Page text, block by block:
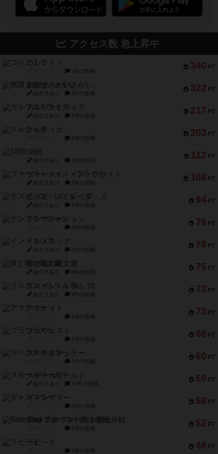
アクセス数 急上昇中
340 PT
コレクト！
1件の投稿
322 PT
無限まちがいさがし
紹介文あり 2件の投稿
217 PT
ガルフストライク
紹介文あり 1件の投稿
203 PT
クルティボ
1件の投稿
112 PT
1809
紹介文あり 1件の投稿
108 PT
ファースト・イン・フライト
紹介文あり 3件の投稿
94 PT
モズビ－ズ・レイダ－ズ
紹介文あり 1件の投稿
79 PT
テンプテーション
2件の投稿
78 PT
インドネシア
紹介文あり 2件の投稿
75 PT
宵と暁の呪文書
紹介文あり 8件の投稿
73 PT
リスボン・トラム 28
紹介文あり 9件の投稿
73 PT
アマナイト
1件の投稿
66 PT
ブラヴェスト
1件の投稿
60 PT
スペクタキュラー
1件の投稿
59 PT
スモールワールド
紹介文あり 13件の投稿
58 PT
ギャンブラー
2件の投稿
52 PT
Bitter End ブタペスト救出作戦
1件の投稿
46 PT
ラピード
1件の投稿